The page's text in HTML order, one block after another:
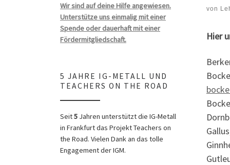
von
Hier
Wir sind auf deine Hilfe angewiesen.
Unterstütze uns einmalig mit einer
Spende oder dauerhaft mit einer
Fördermitgliedschaft.
5 JAHRE IG-METALL UND
TEACHERS ON THE ROAD
Seit5 Jahren unterstützt die IG-Metall
in Frankfurt das Projekt Teachers on
the Road. Vielen Dank an das tolle
Engagement der IGM.